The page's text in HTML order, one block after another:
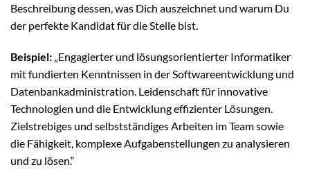
Beschreibung dessen, was Dich auszeichnet und warum Du
der perfekte Kandidat für die Stelle bist.
Beispiel: „Engagierter und lösungsorientierter Informatiker
mit fundierten Kenntnissen in der Softwareentwicklung und
Datenbankadministration. Leidenschaft für innovative
Technologien und die Entwicklung effizienter Lösungen.
Zielstrebiges und selbstständiges Arbeiten im Team sowie
die Fähigkeit, komplexe Aufgabenstellungen zu analysieren
und zu lösen.“